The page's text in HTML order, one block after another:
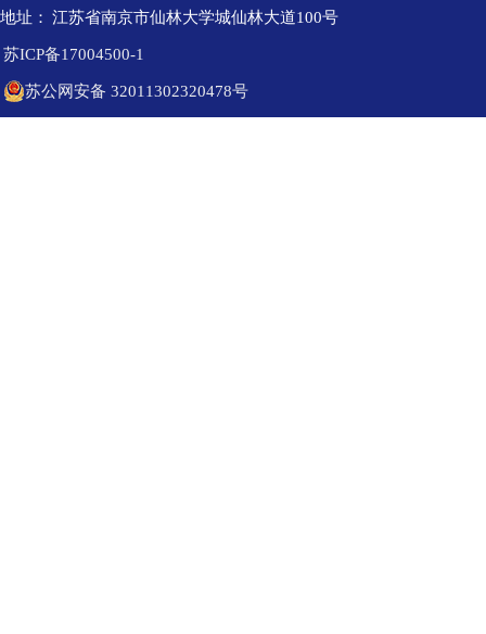
地址： 江苏省南京市仙林大学城仙林大道100号
苏ICP备17004500-1
苏公网安备 32011302320478号